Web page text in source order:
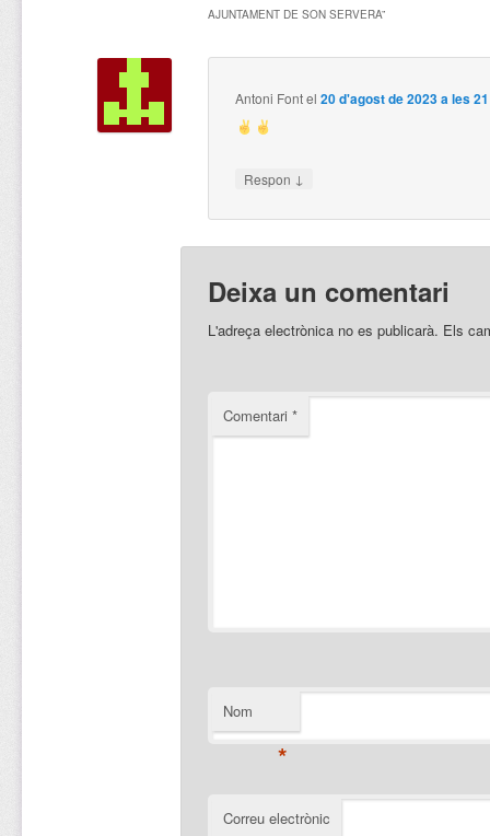
AJUNTAMENT DE SON SERVERA”
Antoni Fontel20 d'agost de 2023 a les
Respon ↓
Deixa un comentari
L'adreça electrònica no es publicarà. Els
Comentari *
Nom
*
Correu electrònic